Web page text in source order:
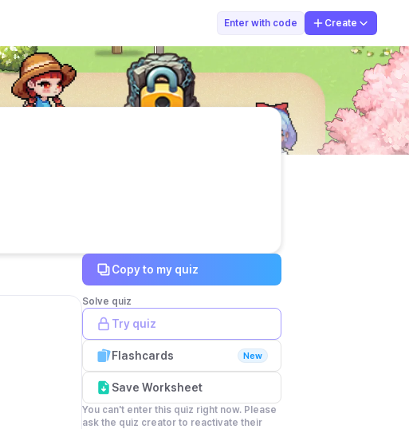
Enter with code Create
UTOMANIA성숙
Copy to my quiz
Solve quiz
Try quiz
Flashcards New
Save Worksheet
You can't enter this quiz right now. Please
ask the quiz creator to reactivate their